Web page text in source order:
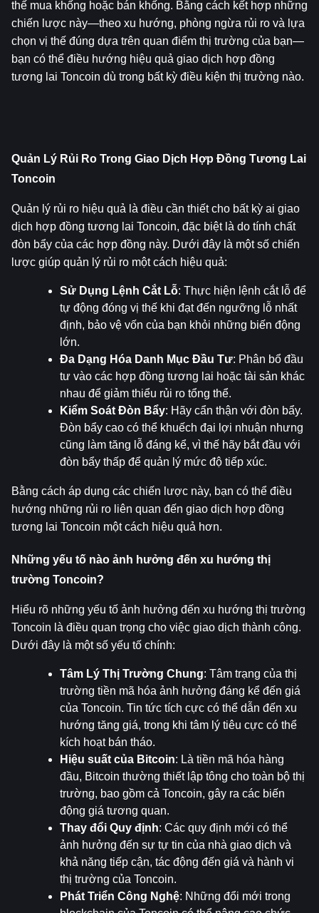
thế mua khống hoặc bán khống. Bằng cách kết hợp những
chiến lược này—theo xu hướng, phòng ngừa rủi ro và lựa
chọn vị thế đúng dựa trên quan điểm thị trường của bạn—
bạn có thể điều hướng hiệu quả giao dịch hợp đồng
tương lai Toncoin dù trong bất kỳ điều kiện thị trường nào.
Quản Lý Rủi Ro Trong Giao Dịch Hợp Đồng Tương Lai
Toncoin
Quản lý rủi ro hiệu quả là điều cần thiết cho bất kỳ ai giao
dịch hợp đồng tương lai Toncoin, đặc biệt là do tính chất
đòn bẩy của các hợp đồng này. Dưới đây là một số chiến
lược giúp quản lý rủi ro một cách hiệu quả:
Sử Dụng Lệnh Cắt Lỗ: Thực hiện lệnh cắt lỗ để
tự động đóng vị thế khi đạt đến ngưỡng lỗ nhất
định, bảo vệ vốn của bạn khỏi những biến động
lớn.
Đa Dạng Hóa Danh Mục Đầu Tư: Phân bổ đầu
tư vào các hợp đồng tương lai hoặc tài sản khác
nhau để giảm thiểu rủi ro tổng thể.
Kiểm Soát Đòn Bẩy: Hãy cẩn thận với đòn bẩy.
Đòn bẩy cao có thể khuếch đại lợi nhuận nhưng
cũng làm tăng lỗ đáng kể, vì thế hãy bắt đầu với
đòn bẩy thấp để quản lý mức độ tiếp xúc.
Bằng cách áp dụng các chiến lược này, bạn có thể điều
hướng những rủi ro liên quan đến giao dịch hợp đồng
tương lai Toncoin một cách hiệu quả hơn.
Những yếu tố nào ảnh hưởng đến xu hướng thị
trường Toncoin?
Hiểu rõ những yếu tố ảnh hưởng đến xu hướng thị trường
Toncoin là điều quan trọng cho việc giao dịch thành công.
Dưới đây là một số yếu tố chính:
Tâm Lý Thị Trường Chung: Tâm trạng của thị
trường tiền mã hóa ảnh hưởng đáng kể đến giá
của Toncoin. Tin tức tích cực có thể dẫn đến xu
hướng tăng giá, trong khi tâm lý tiêu cực có thể
kích hoạt bán tháo.
Hiệu suất của Bitcoin: Là tiền mã hóa hàng
đầu, Bitcoin thường thiết lập tông cho toàn bộ thị
trường, bao gồm cả Toncoin, gây ra các biến
động giá tương quan.
Thay đổi Quy định: Các quy định mới có thể
ảnh hưởng đến sự tự tin của nhà giao dịch và
khả năng tiếp cận, tác động đến giá và hành vi
thị trường của Toncoin.
Phát Triển Công Nghệ: Những đổi mới trong